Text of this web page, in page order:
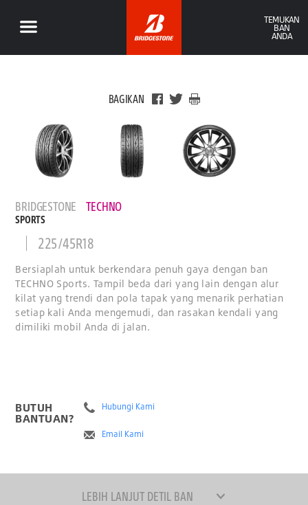
TEMUKAN
BAN
ANDA
BAGIKAN
BRIDGESTONE TECHNO
SPORTS
225/45R18
Bersiaplah untuk berkendara penuh gaya dengan ban
TECHNO Sports. Tampil beda dari yang lain dengan alur
kilat yang trendi dan pola tapak yang menarik perhatian
setiap kali Anda mengemudi, dan rasakan kendali yang
dimiliki mobil Anda di jalan.
BUTUH
BANTUAN?
Hubungi Kami
Email Kami
LEBIH LANJUT DETIL BAN